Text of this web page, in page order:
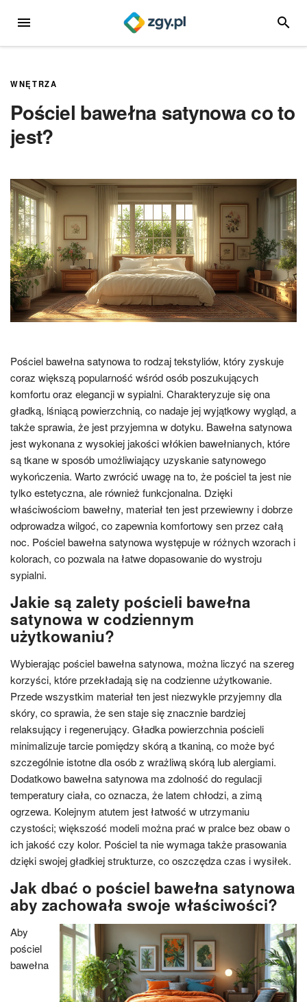
MENU
WNĘTRZA
Pościel bawełna satynowa co to
jest?
Pościel bawełna satynowa to rodzaj tekstyliów, który zyskuje
coraz większą popularność wśród osób poszukujących
komfortu oraz elegancji w sypialni. Charakteryzuje się ona
gładką, lśniącą powierzchnią, co nadaje jej wyjątkowy wygląd, a
także sprawia, że jest przyjemna w dotyku. Bawełna satynowa
jest wykonana z wysokiej jakości włókien bawełnianych, które
są tkane w sposób umożliwiający uzyskanie satynowego
wykończenia. Warto zwrócić uwagę na to, że pościel ta jest nie
tylko estetyczna, ale również funkcjonalna. Dzięki
właściwościom bawełny, materiał ten jest przewiewny i dobrze
odprowadza wilgoć, co zapewnia komfortowy sen przez całą
noc. Pościel bawełna satynowa występuje w różnych wzorach i
kolorach, co pozwala na łatwe dopasowanie do wystroju
sypialni.
Jakie są zalety pościeli bawełna
satynowa w codziennym
użytkowaniu?
Wybierając pościel bawełna satynowa, można liczyć na szereg
korzyści, które przekładają się na codzienne użytkowanie.
Przede wszystkim materiał ten jest niezwykle przyjemny dla
skóry, co sprawia, że sen staje się znacznie bardziej
relaksujący i regenerujący. Gładka powierzchnia pościeli
minimalizuje tarcie pomiędzy skórą a tkaniną, co może być
szczególnie istotne dla osób z wrażliwą skórą lub alergiami.
Dodatkowo bawełna satynowa ma zdolność do regulacji
temperatury ciała, co oznacza, że latem chłodzi, a zimą
ogrzewa. Kolejnym atutem jest łatwość w utrzymaniu
czystości; większość modeli można prać w pralce bez obaw o
ich jakość czy kolor. Pościel ta nie wymaga także prasowania
dzięki swojej gładkiej strukturze, co oszczędza czas i wysiłek.
Jak dbać o pościel bawełna satynowa
aby zachowała swoje właściwości?
Aby
pościel
bawełna